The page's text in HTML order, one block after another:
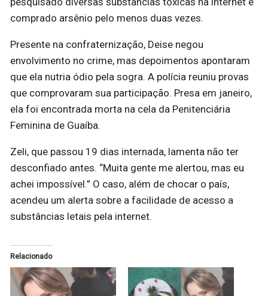
comprado arsênio pelo menos duas vezes.
Presente na confraternização, Deise negou
envolvimento no crime, mas depoimentos apontaram
que ela nutria ódio pela sogra. A polícia reuniu provas
que comprovaram sua participação. Presa em janeiro,
ela foi encontrada morta na cela da Penitenciária
Feminina de Guaíba.
Zeli, que passou 19 dias internada, lamenta não ter
desconfiado antes. “Muita gente me alertou, mas eu
achei impossível.” O caso, além de chocar o país,
acendeu um alerta sobre a facilidade de acesso a
substâncias letais pela internet.
Relacionado